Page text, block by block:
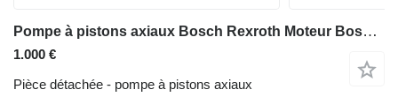
Pompe à pistons axiaux Bosch Rexroth Moteur Bosch Rexroth type AA6VM107EP1/63W-VXDX2XFPB-ESK .GNR AXE2 pour matériel de TP
1.000 €
Pièce détachée - pompe à pistons axiaux